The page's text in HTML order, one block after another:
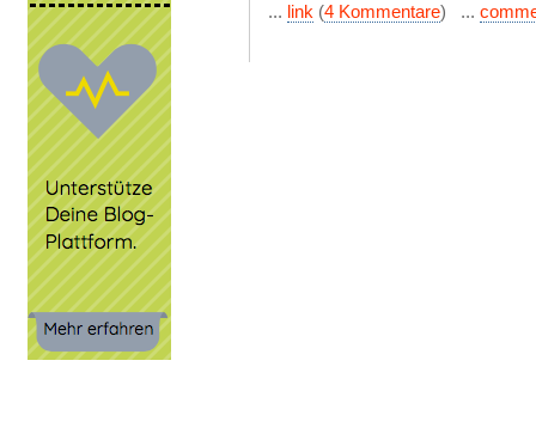
... link (4 Kommentare) ...